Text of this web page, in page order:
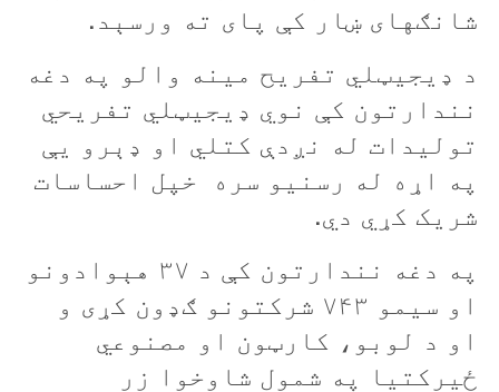
V
i
d
o
شانګهای ښار کې پای ته ورسېد.
د ډيجيټلي تفريح مينه والو په دغه
نندارتون کې نوي ډيجيټلي تفريحي
توليدات له نږدې کتلي او ډېرو یې
په اړه له رسنيو سره خپل احساسات
شریک کړي دي.
په دغه نندارتون کې د ۳۷ هېوادونو
او سيمو ۷۴۳ شرکتونو ګډون کړی و
او د لوبو، کارټون او مصنوعي
ځيرکتيا په شمول شاوخوا زر